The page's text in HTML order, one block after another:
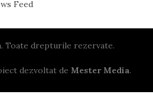
Feed
Toate drepturile rezervate.
dezvoltat de Mester Media.